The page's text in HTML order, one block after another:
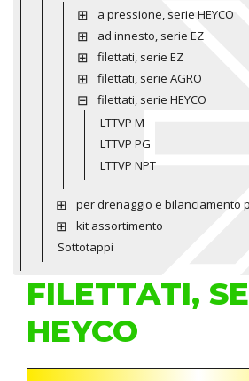
a pressione, serie HEYCO
ad innesto, serie EZ
filettati, serie EZ
filettati, serie AGRO
filettati, serie HEYCO
LTTVP M
LTTVP PG
LTTVP NPT
per drenaggio e bilanciamento
kit assortimento
Sottotappi
FILETTATI,
HEYCO